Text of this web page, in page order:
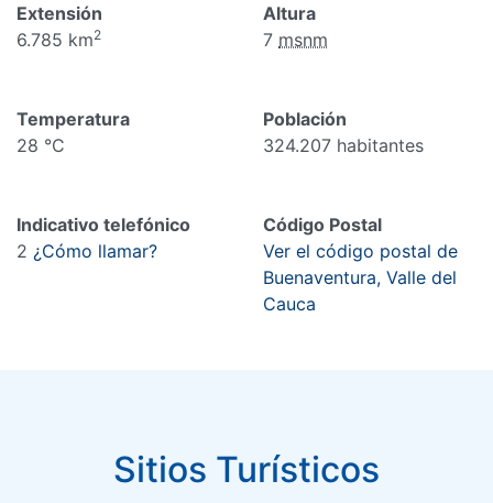
Extensión
6.785 km2
Altura
7 msnm
Temperatura
28 °C
Población
324.207 habitantes
Indicativo telefónico
2 ¿Cómo llamar?
Código Postal
Ver el código postal de
Buenaventura, Valle del
Cauca
Sitios Turísticos